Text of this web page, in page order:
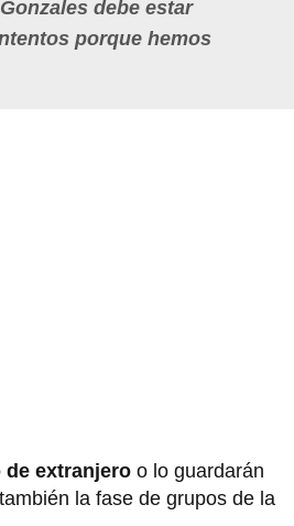
debe estar
porque hemos
extranjero o lo guardarán
la fase de grupos de la